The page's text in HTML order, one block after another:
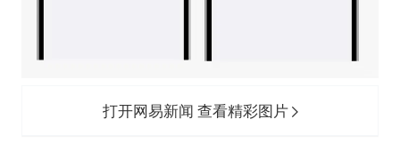
打开网易新闻 查看精彩图片